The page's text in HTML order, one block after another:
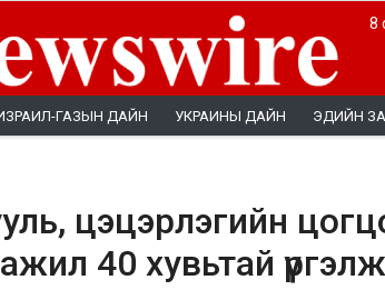
8
ГАЗЫН ДАЙН УКРАИНЫ ДАЙН ЭДИЙН
цэцэрлэгийн
40 хувьтай